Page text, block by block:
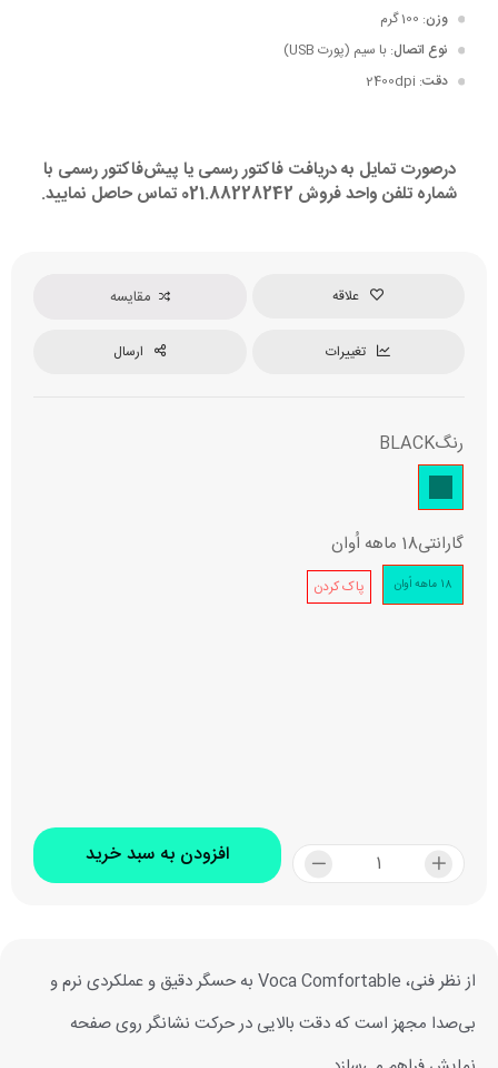
وزن: 100 گرم
نوع اتصال: با سیم (پورت USB)
دقت: 2400dpi
درصورت تمایل به دریافت فاکتور رسمی یا پیش‌فاکتور رسمی با
شماره تلفن واحد فروش 021.88228242 تماس حاصل نمایید.
علاقه مقایسه
تغییرات ارسال
رنگBLACK
گارانتی18 ماهه اُوان
18 ماهه اُوان پاک کردن
افزودن به سبد خرید
از نظر فنی، Voca Comfortable به حسگر دقیق و عملکردی نرم و
بی‌صدا مجهز است که دقت بالایی در حرکت نشانگر روی صفحه